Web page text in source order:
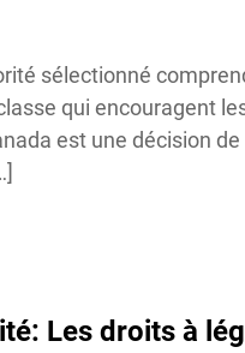
sélectionné
qui encouragent
est une décision
Les droits à